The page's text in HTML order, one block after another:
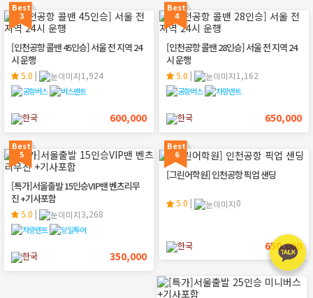
Best
3
[인천공항 콜밴 45인승] 서울 전 지역 24
시 운행
5.0 | 1,924
한국 600,000
Best
4
[인천공항 콜밴 28인승] 서울 전 지역 24
시 운행
5.0 | 1,162
한국 650,000
Best
5
[특가]서울출발 15인승VIP밴 벤츠리무
진 +기사포함
5.0 | 3,268
한국 350,000
Best
6
[그린어학원] 인천공항 픽업 샌딩
5.0 | 0
한국 650,000